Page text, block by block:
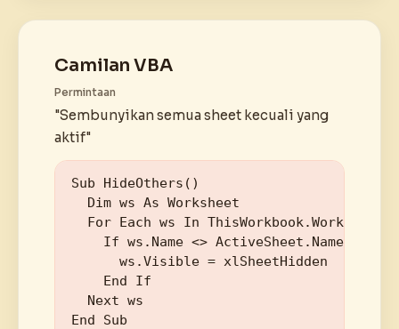
Camilan VBA
Permintaan
"Sembunyikan semua sheet kecuali yang
aktif"
Sub HideOthers()
  Dim ws As Worksheet
  For Each ws In ThisWorkbook.Worksheets
    If ws.Name <> ActiveSheet.Name Then
      ws.Visible = xlSheetHidden
    End If
  Next ws
End Sub